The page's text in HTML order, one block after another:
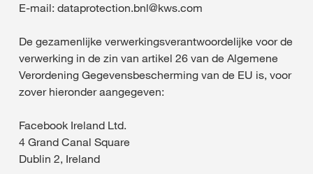
E-mail: dataprotection.bnl@kws.com
De gezamenlijke verwerkingsverantwoordelijke voor de
verwerking in de zin van artikel 26 van de Algemene
Verordening Gegevensbescherming van de EU is, voor
zover hieronder aangegeven:
Facebook Ireland Ltd.
4 Grand Canal Square
Dublin 2, Ireland